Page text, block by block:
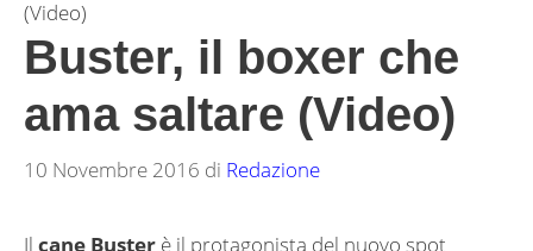
(Video)
Buster, il boxer che
ama saltare (Video)
10 Novembre 2016 di Redazione
Il cane Buster è il protagonista del nuovo spot